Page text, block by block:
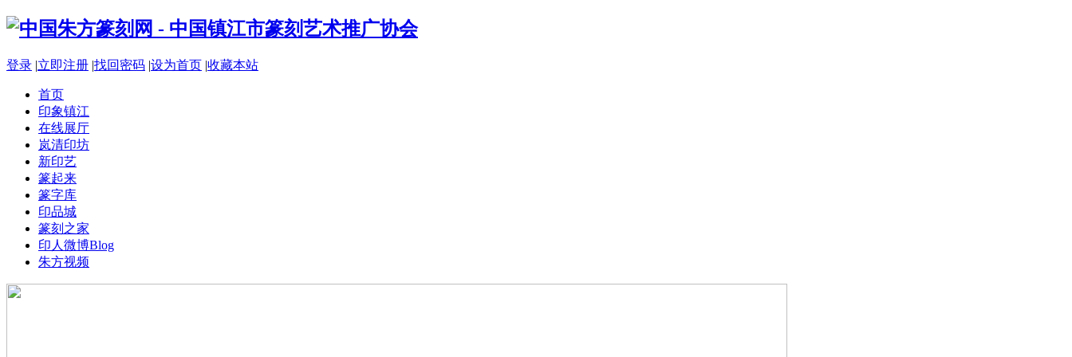
登录 |立即注册 |找回密码 |设为首页 |收藏本站
首页
印象镇江
在线展厅
岚清印坊
新印艺
篆起来
篆字库
印品城
篆刻之家
印人微博Blog
朱方视频